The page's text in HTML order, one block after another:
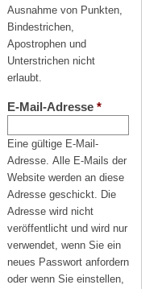
Ausnahme von Punkten,
Bindestrichen,
Apostrophen und
Unterstrichen nicht
erlaubt.
E-Mail-Adresse *
Eine gültige E-Mail-
Adresse. Alle E-Mails der
Website werden an diese
Adresse geschickt. Die
Adresse wird nicht
veröffentlicht und wird nur
verwendet, wenn Sie ein
neues Passwort anfordern
oder wenn Sie einstellen,